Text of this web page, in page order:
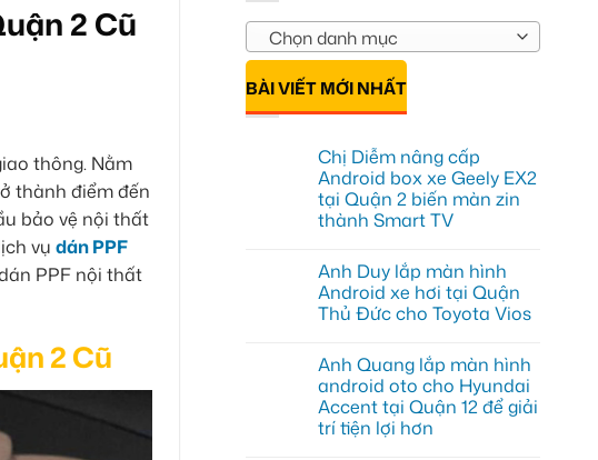
2 Cũ
thông. Nằm
thành điểm đến
bảo vệ nội thất
vụ dán PPF
PPF nội thất
2 Cũ
Chọn danh mục
BÀI VIẾT MỚI NHẤT
Chị Diễm nâng cấp
Android box xe Geely EX2
tại Quận 2 biến màn zin
thành Smart TV
bình
luận
ở
Chị
cấp
Android
box
xe
Geely
EX2
Anh Duy lắp màn hình
Android xe hơi tại Quận
Thủ Đức cho Toyota Vios
bình
luận
ở
Anh
Duy
lắp
Anh Quang lắp màn hình
android oto cho Hyundai
Accent tại Quận 12 để giải
trí tiện lợi hơn